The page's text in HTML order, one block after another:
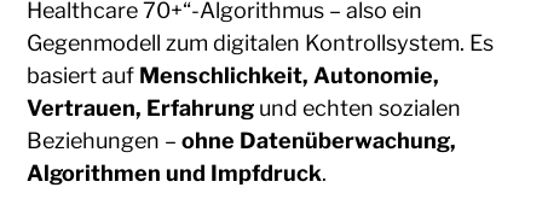
Healthcare 70+“-Algorithmus – also ein
Gegenmodell zum digitalen Kontrollsystem. Es
basiert auf Menschlichkeit, Autonomie,
Vertrauen, Erfahrung und echten sozialen
Beziehungen –ohne Datenüberwachung,
Algorithmen und Impfdruck.